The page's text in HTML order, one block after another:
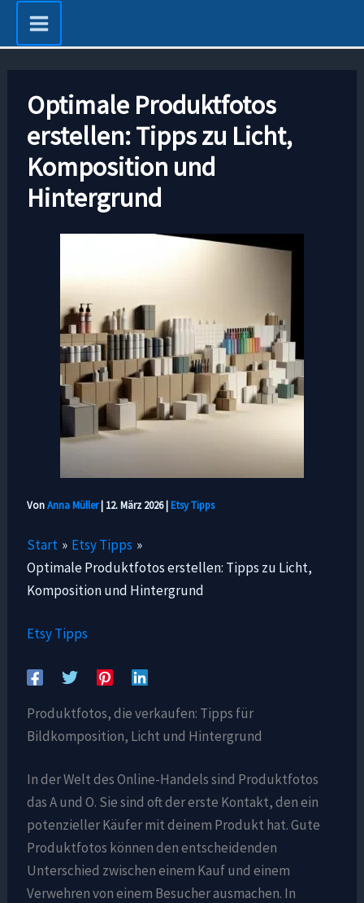
Inhalt
Optimale Produktfotos
erstellen: Tipps zu Licht,
Komposition und
Hintergrund
VonAnna Müller| 12. März 2026|Etsy Tipps
Start
Etsy Tipps
Optimale Produktfotos erstellen: Tipps zu Licht,
Komposition und Hintergrund
Etsy Tipps
Produktfotos, die verkaufen: Tipps für
Bildkomposition, Licht und Hintergrund
In der Welt des Online-Handels sind Produktfotos
das A und O. Sie sind oft der erste Kontakt, den ein
potenzieller Käufer mit deinem Produkt hat. Gute
Produktfotos können den entscheidenden
Unterschied zwischen einem Kauf und einem
Verwehren von einem Besucher ausmachen. In